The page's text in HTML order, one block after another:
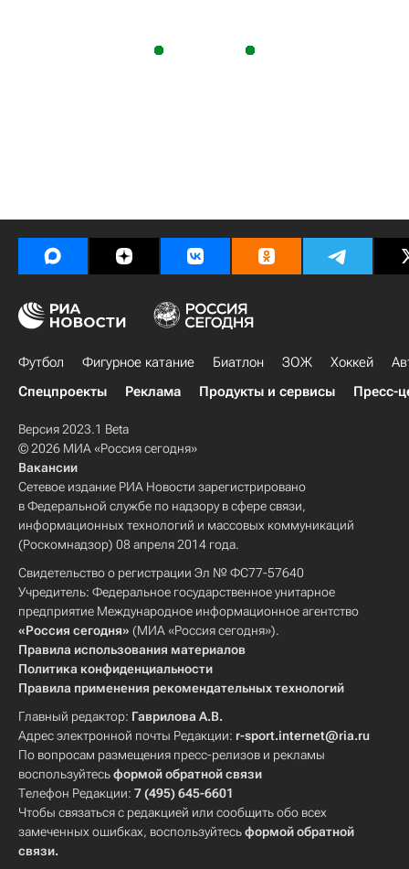
Футбол Фигурное катание Биатлон ЗОЖ Хоккей
Спецпроекты
Реклама Продукты и сервисы Пресс-
Версия 2023.1 Beta
© 2026 МИА «Россия сегодня»
Вакансии
Сетевое издание РИА Новости зарегистрировано
в Федеральной службе по надзору в сфере связи,
информационных технологий и массовых коммуникаций
(Роскомнадзор) 08 апреля 2014 года.
Свидетельство о регистрации Эл № ФС77-57640
Учредитель: Федеральное государственное унитарное
предприятие Международное информационное агентство
«Россия сегодня» (МИА «Россия сегодня»).
Правила использования материалов
Политика конфиденциальности
Правила применения рекомендательных технологий
Главный редактор: Гаврилова А.В.
Адрес электронной почты Редакции: r-sport.internet@ria.ru
По вопросам размещения пресс-релизов и рекламы
воспользуйтесьформой обратной связи
Телефон Редакции: 7 (495) 645-6601
Чтобы связаться с редакцией или сообщить обо всех
замеченных ошибках, воспользуйтесьформой обратной
связи.